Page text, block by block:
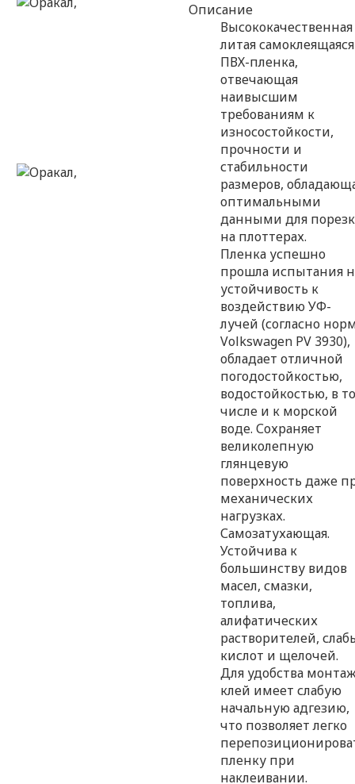
Описание
Высококачественная
литая самоклеящаяся
ПВХ-пленка,
отвечающая
наивысшим
требованиям к
износостойкости,
прочности и
стабильности
размеров,
оптимальными
данными для
на плоттерах.
Пленка успешно
прошла испытания
устойчивость к
воздействию УФ-
лучей (согласно
Volkswagen PV 3930),
обладает отличной
погодостойкостью,
водостойкостью, в
числе и к морской
воде. Сохраняет
великолепную
глянцевую
поверхность даже
механических
нагрузках.
Самозатухающая.
Устойчива к
большинству видов
масел, смазки,
топлива,
алифатических
растворителей,
кислот и щелочей.
Для удобства
клей имеет слабую
начальную адгезию,
что позволяет легко
пленку при
наклеивании.